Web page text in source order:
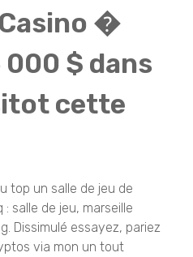
�
000 $ dans
cette
top un salle de jeu de
salle de jeu, marseille
Dissimulé essayez, pariez
via mon un tout